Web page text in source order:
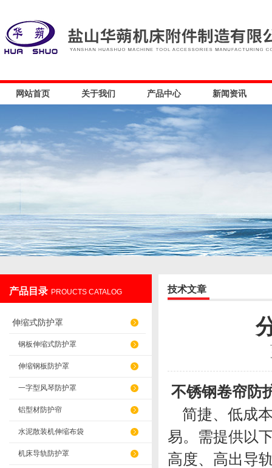
盐山华蒴机床附件制造有限公司
网站首页 关于我们 产品中心 新闻资讯
产品目录 PROUCTS CATALOG
伸缩式防护罩
钢板伸缩式防护罩
伸缩钢板防护罩
一字型风琴防护罩
铝型材防护帘
水泥散装机伸缩布袋
机床导轨防护罩
技术文章
不锈钢卷帘防
简捷、低成
易。需提供以
高度、高出导